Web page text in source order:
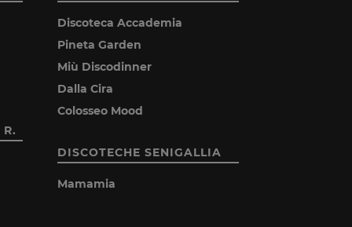
Discoteca Accademia
Pineta Garden
Miù Discodinner
Dalla Cira
Colosseo Mood
DISCOTECHE SENIGALLIA
Mamamia